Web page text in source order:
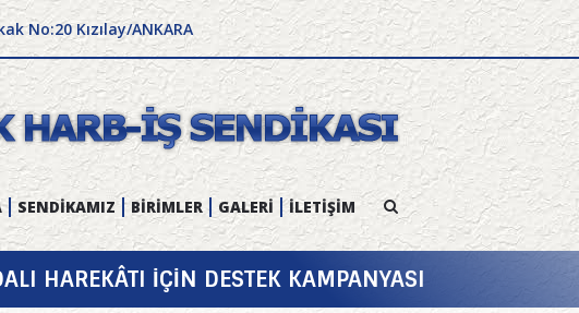
No:20 Kızılay/ANKARA
SENDİKAMIZ BİRİMLER GALERİ İLETİŞİM
HAREKÂTI İÇİN DESTEK KAMPANYASI